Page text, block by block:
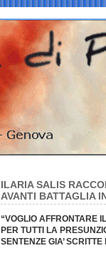
ILARIA SALIS
AVANTI BATTAGLIA
“VOGLIO AFFRONTARE
PER TUTTI LA
SENTENZE GIA’